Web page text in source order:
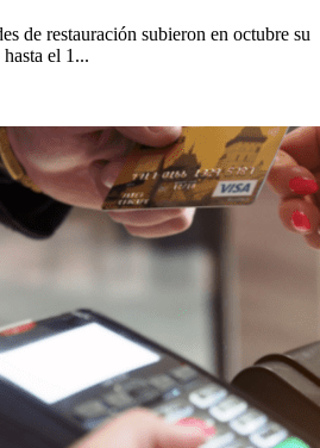
de restauración subieron en octubre su
el 1...